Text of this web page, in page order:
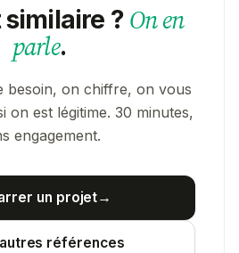
? On en
parle.
besoin, on chiffre, on vous
on est légitime. 30 minutes,
engagement.
un projet→
références